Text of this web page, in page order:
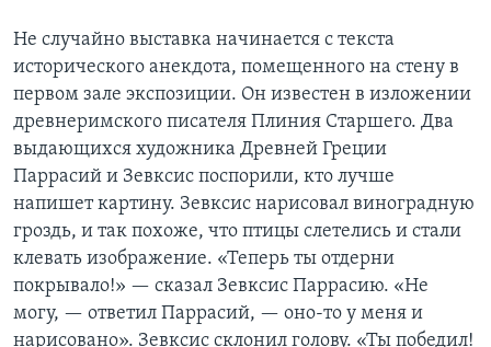
Не случайно выставка начинается с текста
исторического анекдота, помещенного на стену в
первом зале экспозиции. Он известен в изложении
древнеримского писателя Плиния Старшего. Два
выдающихся художника Древней Греции
Паррасий и Зевксис поспорили, кто лучше
напишет картину. Зевксис нарисовал виноградную
гроздь, и так похоже, что птицы слетелись и стали
клевать изображение. «Теперь ты отдерни
покрывало!» — сказал Зевксис Паррасию. «Не
могу, — ответил Паррасий, — оно-то у меня и
нарисовано». Зевксис склонил голову. «Ты победил!